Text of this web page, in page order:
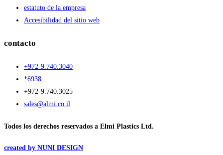
estatuto de la empresa
Accesibilidad del sitio web
contacto
+972-9.740.3040
*6938
+972-9.740.3025
sales@almi.co.il
Todos los derechos reservados a Elmi Plastics Ltd.
created by NUNI DESIGN